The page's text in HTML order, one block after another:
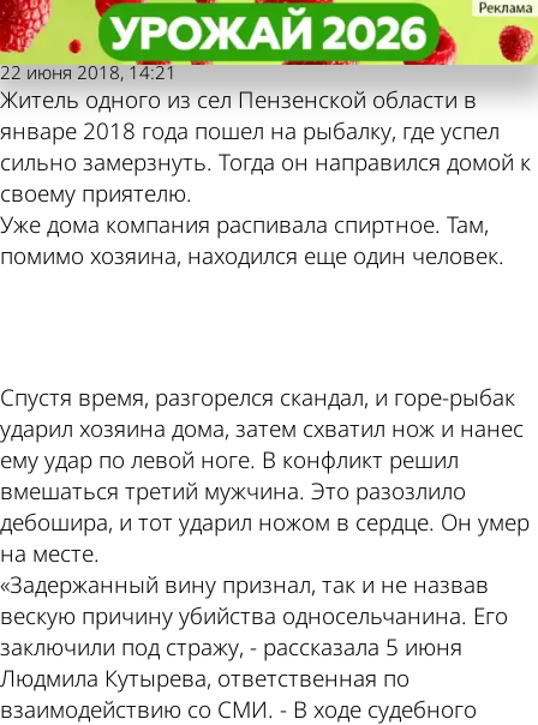
Мужчина зарезал собутыльника
после рыбалки
Репортер
22 июня 2018, 14:21
Житель одного из сел Пензенской области в
январе 2018 года пошел на рыбалку, где успел
сильно замерзнуть. Тогда он направился домой к
своему приятелю.
Уже дома компания распивала спиртное. Там,
помимо хозяина, находился еще один человек.
Спустя время, разгорелся скандал, и горе-рыбак
ударил хозяина дома, затем схватил нож и нанес
ему удар по левой ноге. В конфликт решил
вмешаться третий мужчина. Это разозлило
дебошира, и тот ударил ножом в сердце. Он умер
на месте.
«Задержанный вину признал, так и не назвав
вескую причину убийства односельчанина. Его
заключили под стражу, - рассказала 5 июня
Людмила Кутырева, ответственная по
взаимодействию со СМИ. - В ходе судебного
Мужчина зарезал собутыльника
после рыбалки
Репортер
Также пресса пишет
по этой теме
Погода и курсы
валют в Пензе